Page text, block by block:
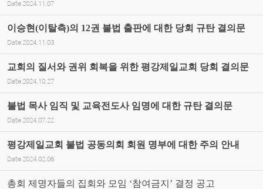
Date 2024.11.07
이승현(이탈측)의 12권 불법 출판에 대한 당회 규탄 결의문
Date 2024.11.03
교회의 질서와 권위 회복을 위한 평강제일교회 당회 결의문
Date 2024.10.27
불법 목사 임직 및 교육전도사 임명에 대한 규탄 결의문
Date 2024.07.22
평강제일교회 불법 공동의회 회원 명부에 대한 주의 안내
Date 2024.02.06
총회 제명자들의 집회와 모임 ‘참여금지’ 결정 공고